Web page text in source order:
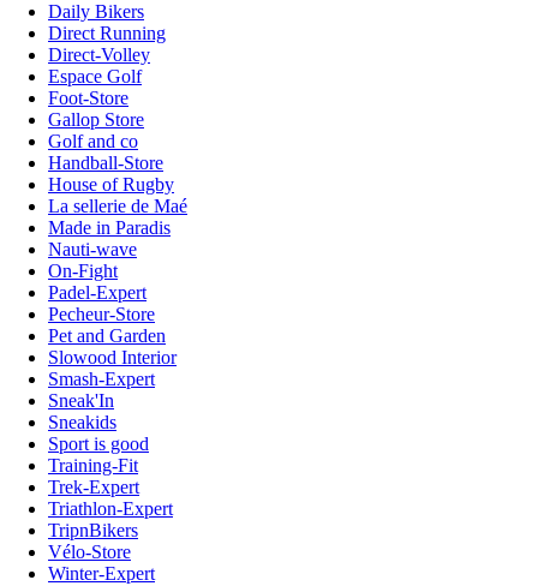
Daily Bikers
Direct Running
Direct-Volley
Espace Golf
Foot-Store
Gallop Store
Golf and co
Handball-Store
House of Rugby
La sellerie de Maé
Made in Paradis
Nauti-wave
On-Fight
Padel-Expert
Pecheur-Store
Pet and Garden
Slowood Interior
Smash-Expert
Sneak'In
Sneakids
Sport is good
Training-Fit
Trek-Expert
Triathlon-Expert
TripnBikers
Vélo-Store
Winter-Expert